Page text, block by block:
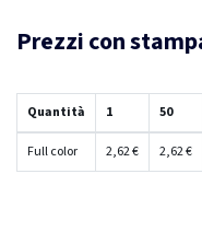
Prezzi con
Quantità 1 50
Full color 2,62 € 2,62 €